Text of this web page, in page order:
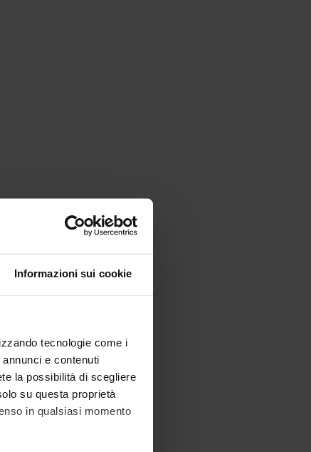
Informazioni sui cookie
tecnologie come i
e contenuti
la possibilità di scegliere
su questa proprietà
in qualsiasi momento